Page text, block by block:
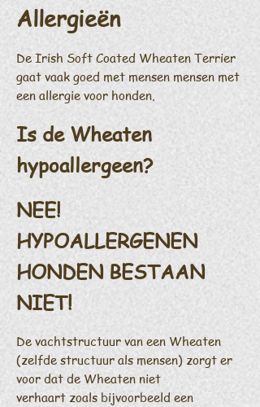
Allergieën
De Irish Soft Coated Wheaten Terrier
gaat vaak goed met mensen mensen met
een allergie voor honden.
Is de Wheaten
hypoallergeen?
NEE!
HYPOALLERGENEN
HONDEN BESTAAN
NIET!
De vachtstructuur van een Wheaten
(zelfde structuur als mensen) zorgt er
voor dat de Wheaten niet
verhaart zoals bijvoorbeeld een